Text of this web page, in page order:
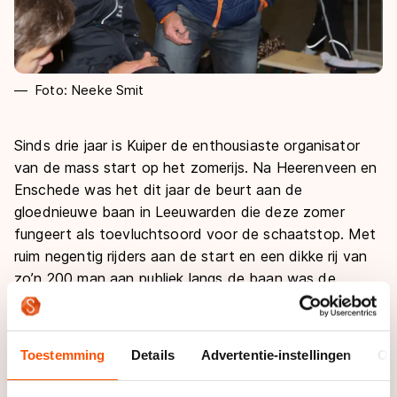
Toestemming Details Advertentie-instellingen
Foto: Neeke Smit
Sinds drie jaar is Kuiper de enthousiaste organisator
van de mass start op het zomerijs. Na Heerenveen en
Enschede was het dit jaar de beurt aan de
gloednieuwe baan in Leeuwarden die deze zomer
fungeert als toevluchtsoord voor de schaatstop. Met
ruim negentig rijders aan de start en een dikke rij van
zo’n 200 man aan publiek langs de baan was de
wedstrijd wederom een succes. “Als je deze
schaatsers voor niks kunt zien is het ook logisch dat
tweetje met de baan en ook op social media. Om